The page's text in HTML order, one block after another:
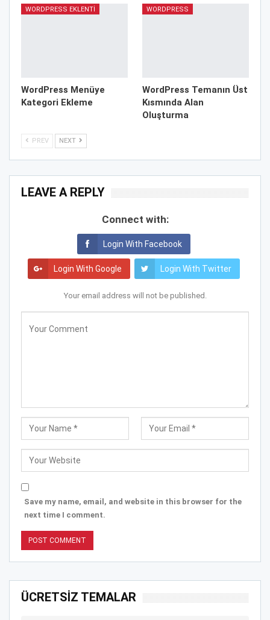
WORDPRESS EKLENTI
WordPress Menüye
Kategori Ekleme
WORDPRESS
WordPress Temanın Üst
Kısmında Alan
Oluşturma
PREV NEXT
LEAVE A REPLY
Connect with:
Login With Facebook
Login With Google Login With Twitter
Your email address will not be published.
Save my name, email, and website in this browser for the
next time I comment.
ÜCRETSİZ TEMALAR